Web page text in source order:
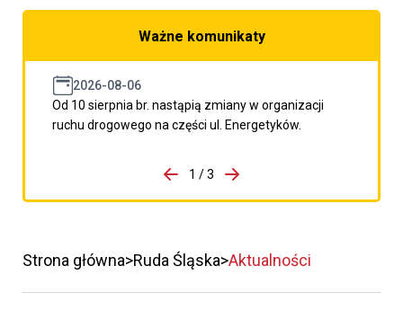
Ważne komunikaty
2026-08-06
Od 10 sierpnia br. nastąpią zmiany w organizacji
ruchu drogowego na części ul. Energetyków.
porzpedniego komunikatu
1 / 3
Przejdź do następnego
Strona główna Ruda Śląska Aktualności